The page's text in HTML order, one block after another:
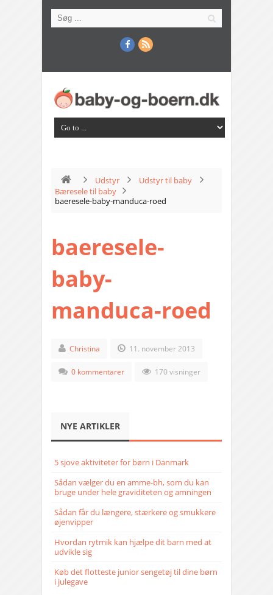
Udstyr
Udstyr til baby
Bæresele til baby
baeresele-baby-manduca-roed
baeresele-
baby-
manduca-roed
Christina 11. november 2013
0 kommentarer 170 visninger
NYE ARTIKLER
5 sjove aktiviteter for børn i Danmark
Sådan vælger du en amme-bh, som du kan
bruge under hele graviditeten og amningen
Sådan får du længere, stærkere og smukkere
øjenvipper
Hvordan rytmik kan hjælpe dit barn med at
udvikle sig
Køb det flotteste junior sengetøj til dine børn
i julegave